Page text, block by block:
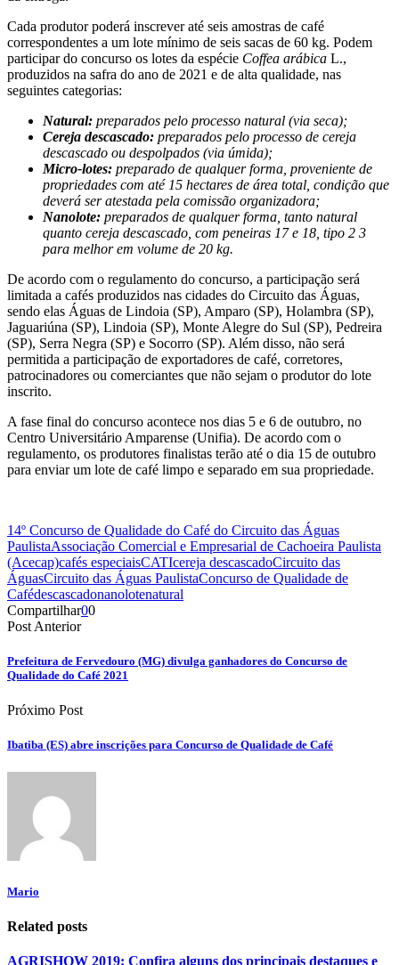
Cada produtor poderá inscrever até seis amostras de café
correspondentes a um lote mínimo de seis sacas de 60 kg. Podem
participar do concurso os lotes da espécie Coffea arábica L.,
produzidos na safra do ano de 2021 e de alta qualidade, nas
seguintes categorias:
Natural: preparados pelo processo natural (via seca);
Cereja descascado: preparados pelo processo de cereja
descascado ou despolpados (via úmida);
Micro-lotes: preparado de qualquer forma, proveniente de
propriedades com até 15 hectares de área total, condição que
deverá ser atestada pela comissão organizadora;
Nanolote: preparados de qualquer forma, tanto natural
quanto cereja descascado, com peneiras 17 e 18, tipo 2 3
para melhor em volume de 20 kg.
De acordo com o regulamento do concurso, a participação será
limitada a cafés produzidos nas cidades do Circuito das Águas,
sendo elas Águas de Lindoia (SP), Amparo (SP), Holambra (SP),
Jaguariúna (SP), Lindoia (SP), Monte Alegre do Sul (SP), Pedreira
(SP), Serra Negra (SP) e Socorro (SP). Além disso, não será
permitida a participação de exportadores de café, corretores,
patrocinadores ou comerciantes que não sejam o produtor do lote
inscrito.
A fase final do concurso acontece nos dias 5 e 6 de outubro, no
Centro Universitário Amparense (Unifia). De acordo com o
regulamento, os produtores finalistas terão até o dia 15 de outubro
para enviar um lote de café limpo e separado em sua propriedade.
14º Concurso de Qualidade do Café do Circuito das Águas
PaulistaAssociação Comercial e Empresarial de Cachoeira Paulista
(Acecap)cafés especiaisCATIcereja descascadoCircuito das
ÁguasCircuito das Águas PaulistaConcurso de Qualidade de
Cafédescascadonanolotenatural
Compartilhar00
Post Anterior
Prefeitura de Fervedouro (MG) divulga ganhadores do Concurso de
Qualidade do Café 2021
Próximo Post
Ibatiba (ES) abre inscrições para Concurso de Qualidade de Café
Mario
Related posts
AGRISHOW 2019: Confira alguns dos principais destaques e